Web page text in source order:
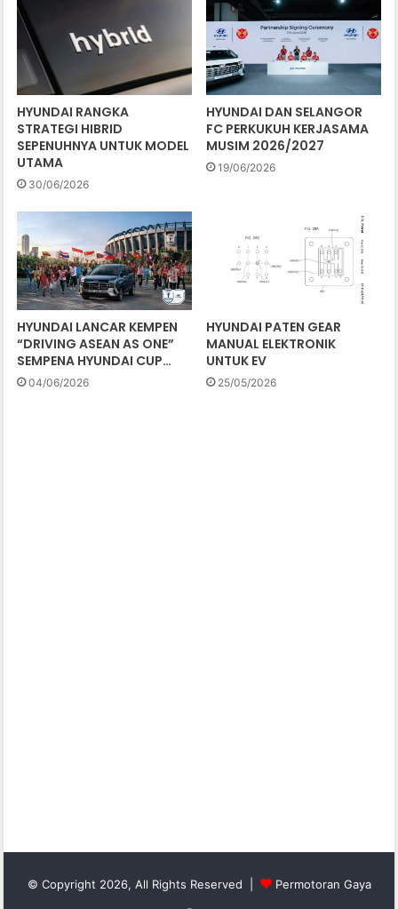
HYUNDAI RANGKA
STRATEGI HIBRID
SEPENUHNYA UNTUK MODEL
UTAMA
30/06/2026
HYUNDAI DAN SELANGOR
FC PERKUKUH KERJASAMA
MUSIM 2026/2027
19/06/2026
HYUNDAI LANCAR KEMPEN
“DRIVING ASEAN AS ONE”
SEMPENA HYUNDAI CUP…
04/06/2026
HYUNDAI PATEN GEAR
MANUAL ELEKTRONIK
UNTUK EV
25/05/2026
© Copyright 2026, All Rights Reserved |
Permotoran Gaya